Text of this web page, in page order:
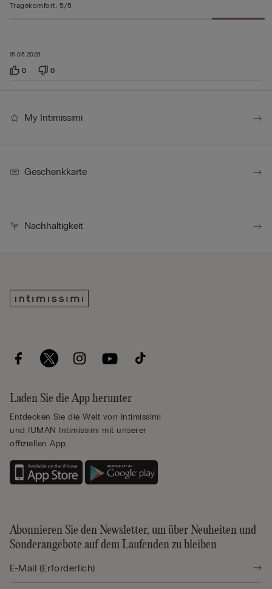
15.05.2026
Tragekomfort: 5/5
0 0
My Intimissimi
Geschenkkarte
Nachhaltigkeit
Laden Sie die App herunter
Entdecken Sie die Welt von Intimissimi
und IUMAN Intimissimi mit unserer
offiziellen App.
Abonnieren Sie den Newsletter, um über Neuheiten und
Sonderangebote auf dem Laufenden zu bleiben